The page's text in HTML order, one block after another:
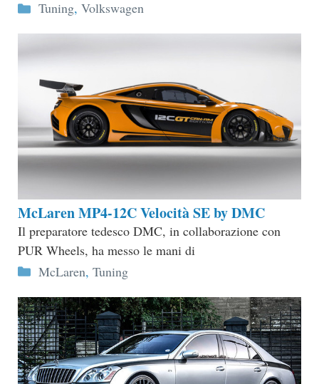
Categorie
Tuning, Volkswagen
McLaren MP4-12C Velocità SE by DMC
Il preparatore tedesco DMC, in collaborazione con
PUR Wheels, ha messo le mani di
Categorie
McLaren, Tuning